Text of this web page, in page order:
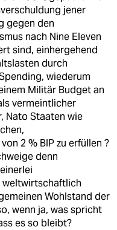
jener
gegen den
nach Nine Eleven
sind, einhergehend
durch
wiederum
Militär Budget an
vermeintlicher
Nato Staaten wie
2 % BIP zu erfüllen ?
denn
weltwirtschaftlich
Wohlstand der
wenn ja, was spricht
es so bleibt?